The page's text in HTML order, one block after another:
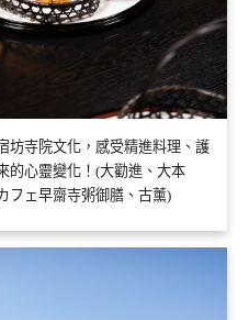
坊寺院文化，感受精進料理、護
的心靈變化！(大勸進、大本
フェ早齋寺粥御膳、古薰)